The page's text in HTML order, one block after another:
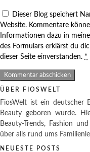
Dieser Blog speichert
Website. Kommentare
Informationen dazu in
des Formulars erklärst du
dieser Seite einverstanden. *
ÜBER FIOSWELT
FiosWelt ist ein deutscher
Beauty geboren wurde.
Beauty-Trends, Fashion
über alls rund ums
NEUESTE POSTS